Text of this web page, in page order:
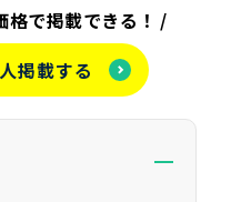
由して申し込みが行われ
企業様より報酬を受け
、当サイトはユーザーの
ービスの評価に関して影
ん。
で掲載できる！
掲載する